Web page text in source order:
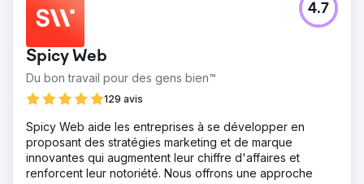
Résultat
Le trafic organique est passé de 107 millions à 152 millions
(%) Le nombre de mots-clés classés de manière
organique est passé de 13,7 millions à 29,7 millions (%)
Une augmentation substantielle de la valeur du trafic
organique est passée de 68,9 millions à 97,1 millions de
dollars (%) Les domaines référents sont passés de 1,8
million à 1,9 million (%)
Vers la page de l'agence
Spicy Web
Du bon travail pour des gens bien™
129 avis
4.7
Spicy Web aide les entreprises à se développer en
proposant des stratégies marketing et de marque
innovantes qui augmentent leur chiffre d'affaires et
renforcent leur notoriété. Nous offrons une approche